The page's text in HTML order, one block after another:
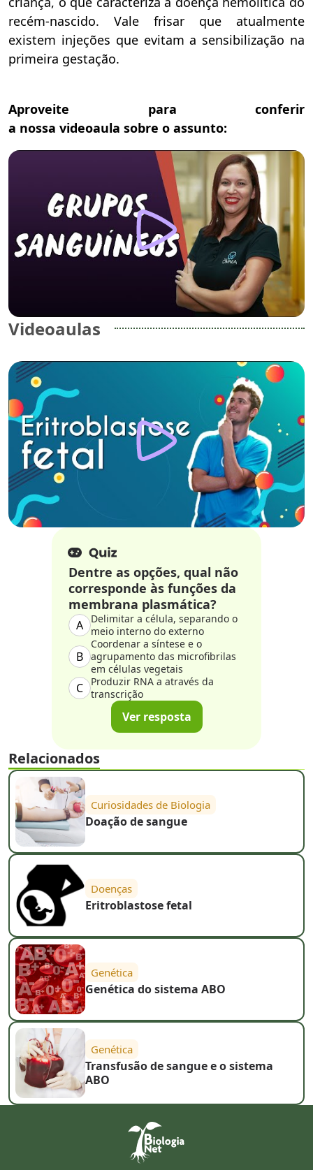
recém-nascido. Vale frisar que atualmente
existem injeções que evitam a sensibilização na
primeira gestação.
Aproveite para conferir
a nossa videoaula sobre o assunto:
Videoaulas
Dentre as opções, qual não
corresponde às funções da
membrana plasmática?
A
Delimitar a célula, separando o
meio interno do externo
B
Coordenar a síntese e o
agrupamento das microfibrilas
em células vegetais
C
Produzir RNA a através da
transcrição
Ver resposta
Relacionados
Curiosidades de Biologia
Doação de sangue
Doenças
Eritroblastose fetal
Genética
Genética do sistema ABO
Genética
Transfusão de sangue e o sistema
ABO